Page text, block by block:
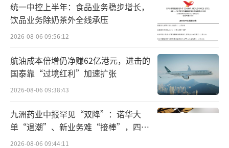
反向飞往北上广深的旅客中，50岁以上人群占
比18%，其中60岁及以上旅客同比增长超一
成，带动一线城市60岁以上老人酒店入住量同
比大幅增长56%。广州、上海、深圳、北京成
为最受老年旅客欢迎的“反向过年”城市，高
星级酒店成为年轻人为父母安排住宿的首
选，“阖家团圆”成为春节住宿的核心场景。
从消费行为来看，反向过年的住宿需求呈
统一中控上半年：食品业务稳步增长，
饮品业务除奶茶外全线承压
2026-08-06 09:56:12
航油成本倍增仍净赚62亿港元，进击的
国泰靠“过境红利”加速扩张
2026-08-06 09:38:43
九洲药业中报罕见“双降”：诺华大
单“退潮”、新业务难“接棒”，四大
难关待闯
2026-08-06 09:44:11